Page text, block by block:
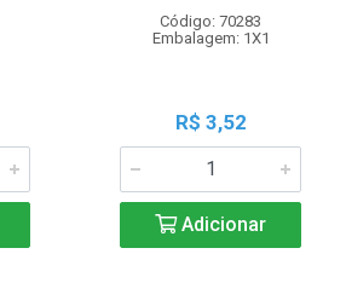
Código: 70283
Embalagem: 1X1
R$ 3,52
Adicionar